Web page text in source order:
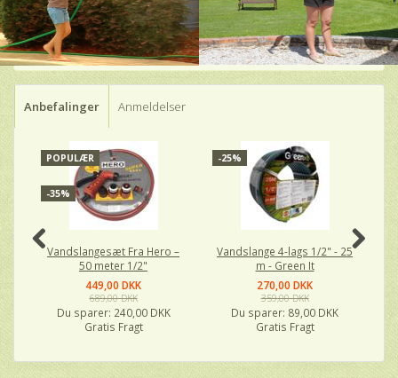
Anbefalinger Anmeldelser
POPULÆR
-35%
Vandslangesæt Fra Hero –
50 meter 1/2"
449,00 DKK
689,00 DKK
Du sparer: 240,00 DKK
Gratis Fragt
-25%
Vandslange 4-lags 1/2" - 25
m - Green It
270,00 DKK
359,00 DKK
Du sparer: 89,00 DKK
Gratis Fragt